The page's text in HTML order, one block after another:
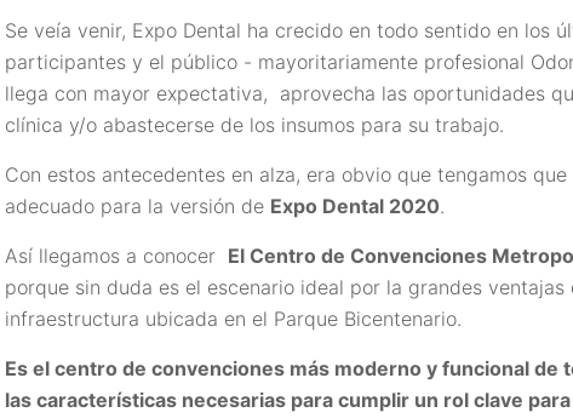
Se veía venir, Expo Dental ha crecido en todo sentido en los
participantes y el público - mayoritariamente profesional
llega con mayor expectativa, aprovecha las oportunidades
clínica y/o abastecerse de los insumos para su trabajo.
Con estos antecedentes en alza, era obvio que tengamos
adecuado para la versión de Expo Dental 2020.
Así llegamos a conocer El Centro de Convenciones
porque sin duda es el escenario ideal por la grandes
infraestructura ubicada en el Parque Bicentenario.
Es el centro de convenciones más moderno y funcional de
las características necesarias para cumplir un rol clave